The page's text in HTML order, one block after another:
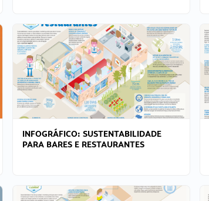
INFOGRÁFICO: SUSTENTABILIDADE
PARA BARES E RESTAURANTES